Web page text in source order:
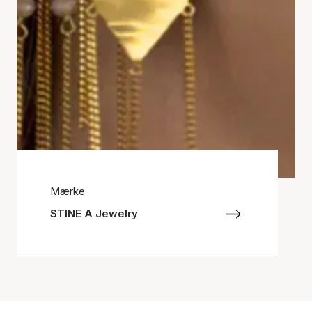
Mærke
STINE A Jewelry